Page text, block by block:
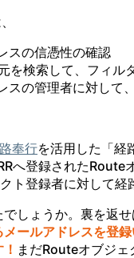
スの信憑性の確認
を検索して、フィル
スの管理者に対して
奉行を活用した「経
へ登録された
ト登録者に対して
しょうか。裏を返せ
ールアドレスを登録
まだRouteオブジェ